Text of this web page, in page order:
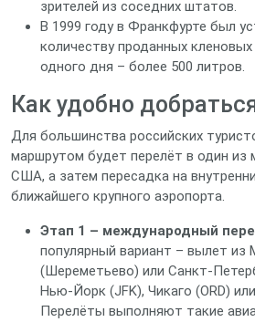
зрителей из соседних штатов.
В 1999 году в Франкфурте был
количеству проданных
одного дня – более 500 литров.
Как удобно
Для большинства российских
маршрутом будет перелёт в один из
США, а затем пересадка на
ближайшего крупного аэропорта.
Этап 1 – международный
популярный вариант – вылет из
(Шереметьево) или
Нью‑Йорк (JFK), Чикаго (ORD)
Перелёты выполняют такие